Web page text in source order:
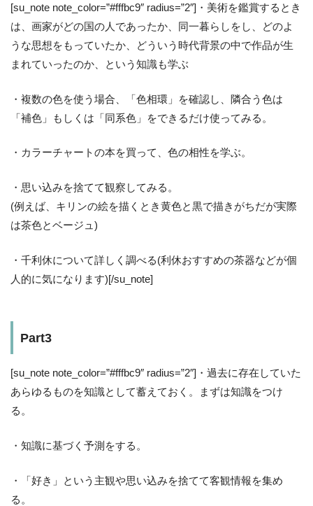
[su_note note_color=”#fffbc9″ radius=”2″]・美術を鑑賞するとき
は、画家がどの国の人であったか、同一暮らしをし、どのよ
うな思想をもっていたか、どういう時代背景の中で作品が生
まれていったのか、という知識も学ぶ
・複数の色を使う場合、「色相環」を確認し、隣合う色は
「補色」もしくは「同系色」をできるだけ使ってみる。
・カラーチャートの本を買って、色の相性を学ぶ。
・思い込みを捨てて観察してみる。
(例えば、キリンの絵を描くとき黄色と黒で描きがちだが実際
は茶色とベージュ)
・千利休について詳しく調べる(利休おすすめの茶器などが個
人的に気になります)[/su_note]
Part3
[su_note note_color=”#fffbc9″ radius=”2″]・過去に存在していた
あらゆるものを知識として蓄えておく。まずは知識をつけ
る。
・知識に基づく予測をする。
・「好き」という主観や思い込みを捨てて客観情報を集め
る。